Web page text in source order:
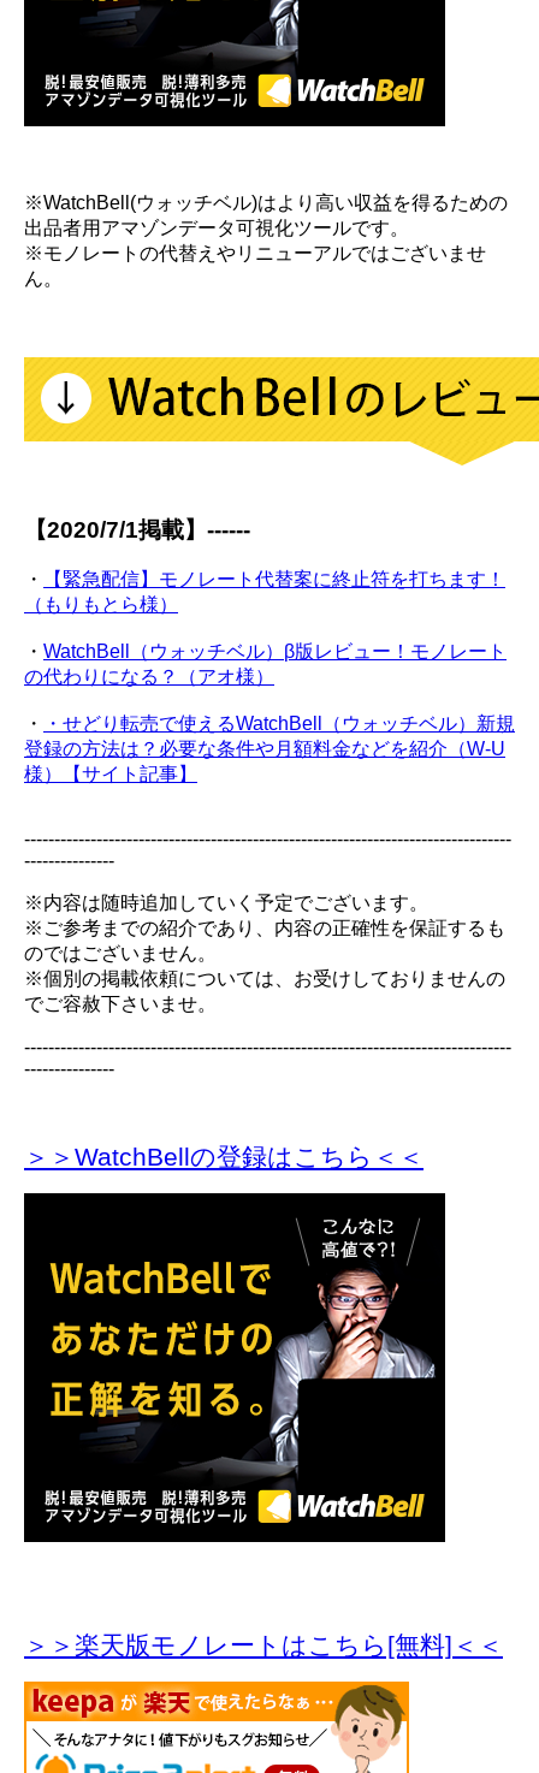
※WatchBell(ウォッチベル)はより高い収益を得るための
出品者用アマゾンデータ可視化ツールです。
※モノレートの代替えやリニューアルではございませ
ん。
【2020/7/1掲載】------
・
【緊急配信】モノレート代替案に終止符を打ちます！
（もりもとら様）
・ WatchBell（ウォッチベル）β版レビュー！モノレート
の代わりになる？（アオ様）
・
・せどり転売で使えるWatchBell（ウォッチベル）新規
登録の方法は？必要な条件や月額料金などを紹介（W-U
様）【サイト記事】
---------------------------------------------------------------------------------
---------------
※内容は随時追加していく予定でございます。
※ご参考までの紹介であり、内容の正確性を保証するも
のではございません。
※個別の掲載依頼については、お受けしておりませんの
でご容赦下さいませ。
---------------------------------------------------------------------------------
---------------
＞＞WatchBellの登録はこちら＜＜
＞＞楽天版モノレートはこちら[無料]＜＜